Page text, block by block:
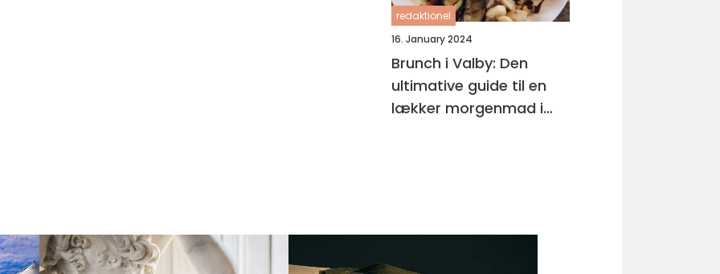
redaktionel
16. January 2024
Brunch i Valby: Den
ultimative guide til en
lækker morgenmad i